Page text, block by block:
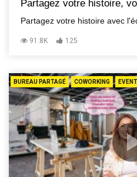
Partagez votre histoire,
Partagez votre histoire avec
91.8K 125
BUREAU PARTAGÉ COWORKING EVENT